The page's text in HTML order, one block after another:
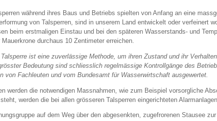
während ihres Baus und Betriebs spielten von Anfang an eine
von Talsperren, sind in unserem Land entwickelt oder verfeinert
beim erstmaligen Einstau und bei den späteren Wasserstands- und
durchaus 10 Zentimeter erreichen.
ist eine zuverlässige Methode, um ihren Zustand und ihr
Bedeutung sind schliesslich regelmässige Kontrollgänge des
von Fachleuten und vom Bundesamt für Wasserwirtschaft ausgewertet.
werden die notwendigen Massnahmen, wie zum Beispiel vorsorgliche
werden die bei allen grösseren Talsperren eingerichteten
auf dem Weg über den abgesenkten, zugefrorenen Stausee